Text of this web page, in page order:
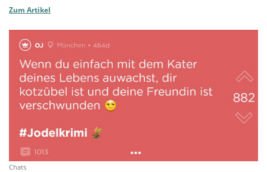
Zum Artikel
Chats